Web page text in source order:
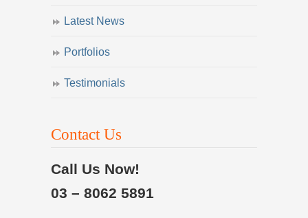
Latest News
Portfolios
Testimonials
Contact Us
Call Us Now!
03 – 8062 5891